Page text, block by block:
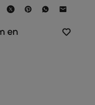
en